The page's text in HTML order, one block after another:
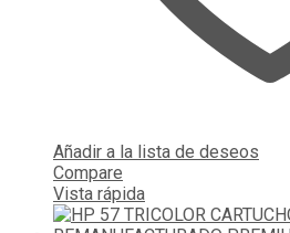
Añadir a la lista de deseos
Compare
Vista rápida